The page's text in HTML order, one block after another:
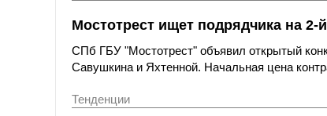
Мостотрест ищет подрядчика на
СПб ГБУ "Мостотрест" объявил открытый
Савушкина и Яхтенной. Начальная цена
Тенденции